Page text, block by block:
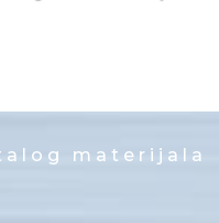
materijala